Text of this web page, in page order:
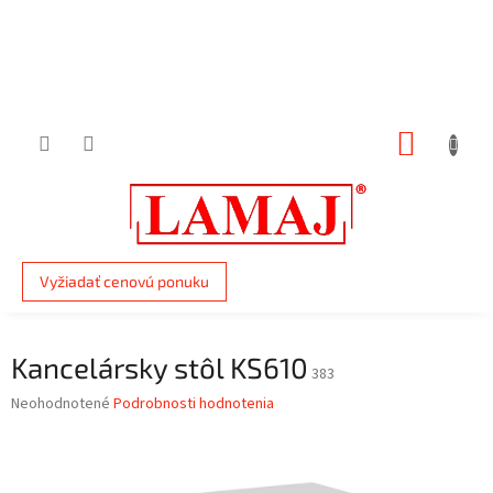
Vyžiadať cenovú ponuku
Kancelársky stôl KS610 383
Priemerné
Neohodnotené Podrobnosti hodnotenia